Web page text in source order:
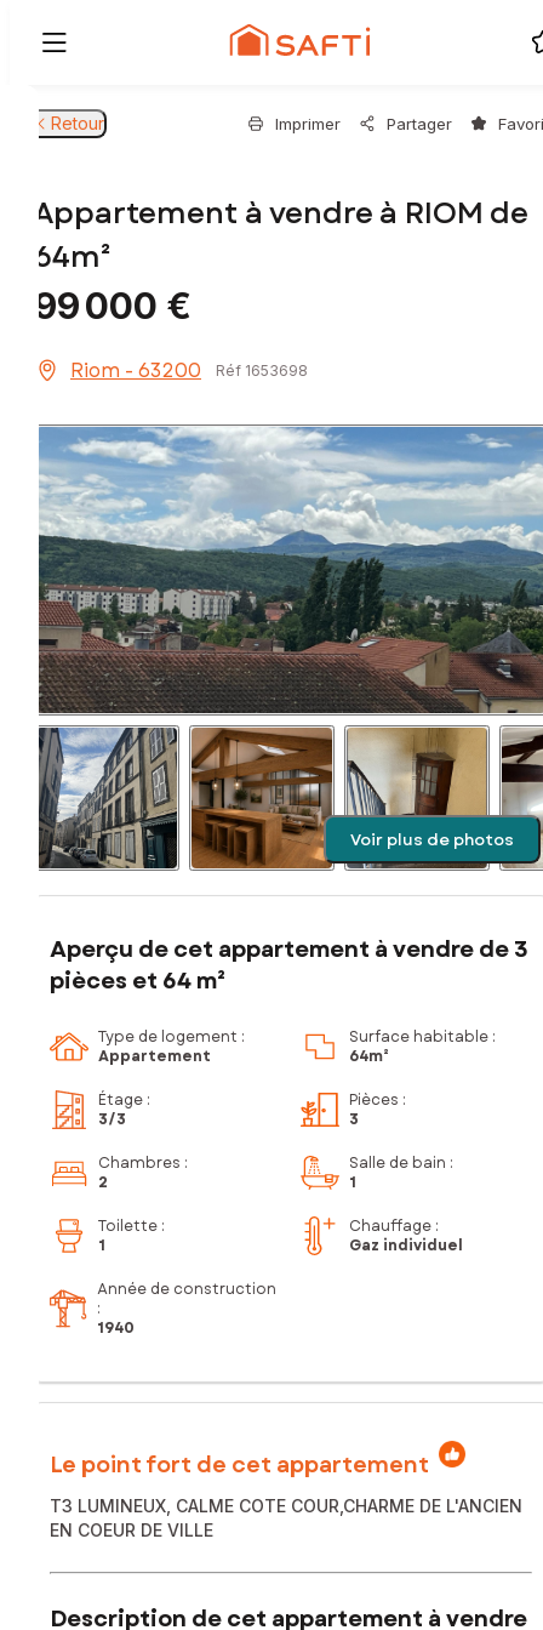
Retour Imprimer Partager
Appartement à vendre à RIOM de
64m²
99 000 €
Riom - 63200 Réf 1653698
Voir plus de photos
Aperçu de cet appartement à vendre de 3
pièces et 64 m²
Type de logement :
Appartement
Surface habitable :
64m²
Étage :
3/3
Pièces :
3
Chambres :
2
Salle de bain :
1
Toilette :
1
Chauffage :
Gaz individuel
Année de construction
:
1940
Le point fort de cet appartement
T3 LUMINEUX, CALME COTE COUR,CHARME DE L'ANCIEN
EN COEUR DE VILLE
Description de cet appartement à vendre